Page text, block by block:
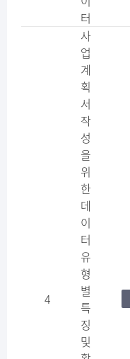
터
4
사
업
계
획
서
작
성
을
위
한
데
이
터
유
형
별
특
징
및